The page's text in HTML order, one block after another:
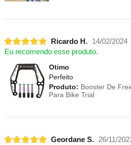
Ricardo H.
14/02/2024
Eu recomendo esse produto.
Otimo
Perfeito
Produto: Booster De
Para Bike Trial
Geordane S.
26/11/